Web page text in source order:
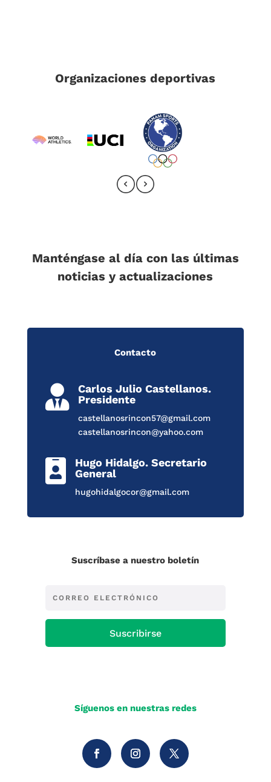
Organizaciones deportivas
Manténgase al día con las últimas
noticias y actualizaciones
Contacto

Carlos Julio Castellanos.
Presidente
castellanosrincon57@gmail.com
castellanosrincon@yahoo.com

Hugo Hidalgo. Secretario
General
hugohidalgocor@gmail.com
Suscríbase a nuestro boletín
Suscribirse
Síguenos en nuestras redes